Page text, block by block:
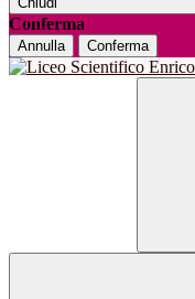
Conferma
Annulla Conferma